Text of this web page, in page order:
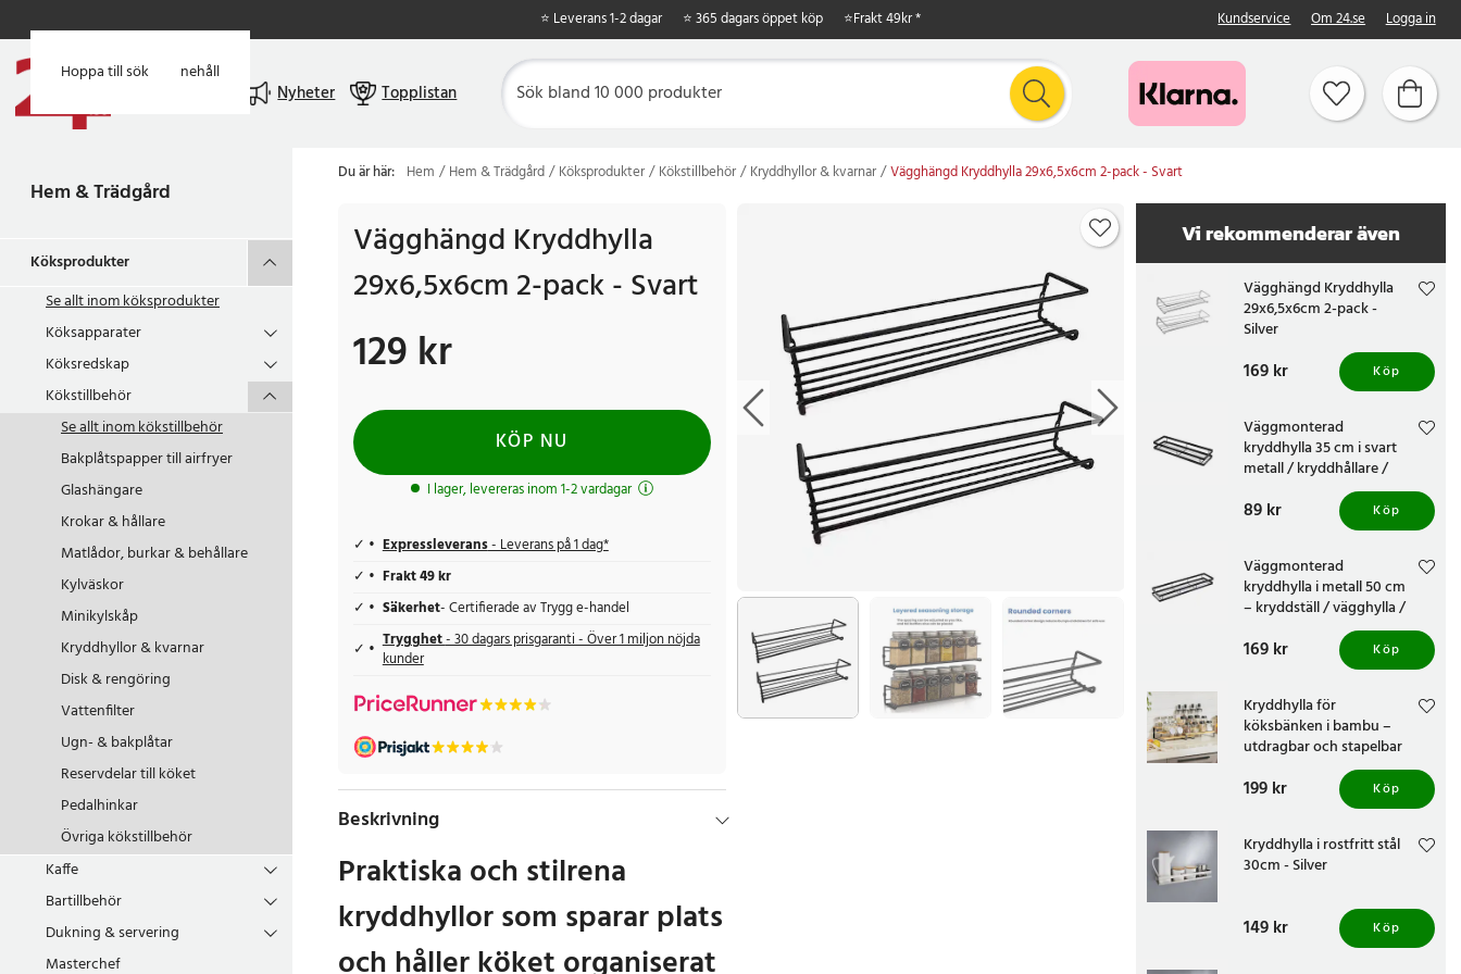
Hoppa till huvudinnehåll
Hoppa till sök
⭐ Leverans 1-2 dagar ⭐ 365 dagars öppet köp ⭐Frakt 49kr * Kundservice Om 24.se Logga in
Nyheter Topplistan
Hem & Trädgård
Köksprodukter
Se allt inomköksprodukter
Köksapparater
Köksredskap
Kökstillbehör
Se allt inomkökstillbehör
Bakplåtspapper till airfryer
Glashängare
Krokar & hållare
Matlådor, burkar & behållare
Kylväskor
Minikylskåp
Kryddhyllor & kvarnar
Disk & rengöring
Vattenfilter
Ugn- & bakplåtar
Reservdelar till köket
Pedalhinkar
Övriga kökstillbehör
Kaffe
Bartillbehör
Dukning & servering
Masterchef
Du är här: Hem Hem & Trädgård Köksprodukter Kökstillbehör Kryddhyllor & kvarnar Vägghängd Kryddhylla 29x6,5x6cm 2-pack - Svart
Vägghängd Kryddhylla
29x6,5x6cm 2-pack - Svart
Pris:129 kr
129 kr
KÖP NU
I lager, levereras inom 1-2 vardagar
Expressleverans- Leverans på 1 dag*
Frakt 49 kr
Säkerhet- Certifierade av Trygg e-handel
Trygghet- 30 dagars prisgaranti - Över 1 miljon nöjda
kunder
Beskrivning
Praktiska och stilrena
kryddhyllor som sparar plats
och håller köket organiserat
Vi rekommenderar även
Vägghängd Kryddhylla
29x6,5x6cm 2-pack -
Silver
Pris :169 kr
169 kr Köp
Väggmonterad
kryddhylla 35 cm i svart
metall / kryddhållare /
Pris:89 kr
89 kr Köp
Väggmonterad
kryddhylla i metall 50 cm
– kryddställ / vägghylla /
Pris :169 kr
169 kr Köp
Kryddhylla för
köksbänken i bambu –
utdragbar och stapelbar
Pris :199 kr
199 kr Köp
Kryddhylla i rostfritt stål
30cm - Silver
Pris :149 kr
149 kr Köp